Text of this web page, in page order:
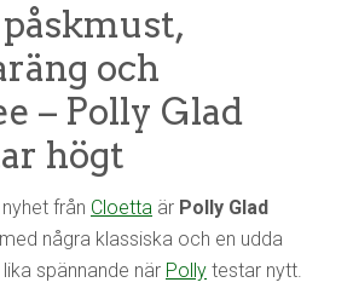
och
– Polly Glad
högt
från Cloetta är Polly Glad
några klassiska och en udda
spännande när Polly testar nytt.